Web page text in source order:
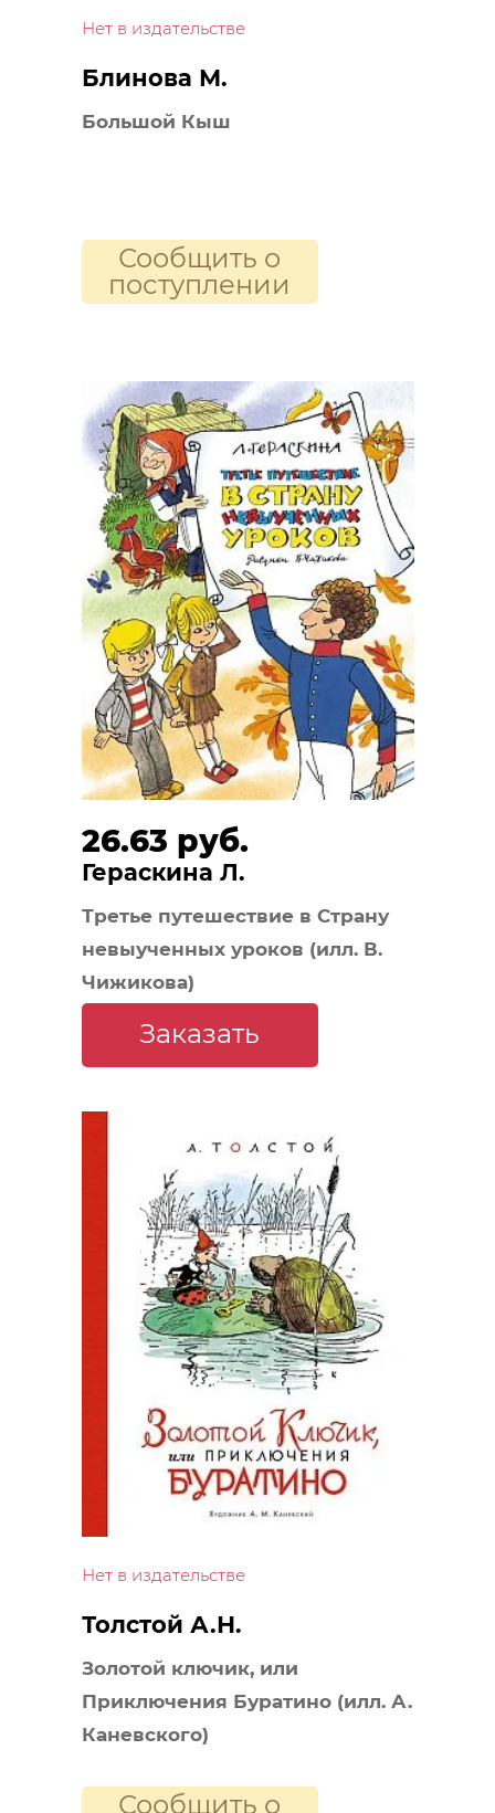
Нет в издательстве
Блинова М.
Большой Кыш
Сообщить о
поступлении
26.63 руб.
Гераскина Л.
Третье путешествие в Страну
невыученных уроков (илл. В.
Чижикова)
Заказать
Нет в издательстве
Толстой А.Н.
Золотой ключик, или
Приключения Буратино (илл. А.
Каневского)
Сообщить о